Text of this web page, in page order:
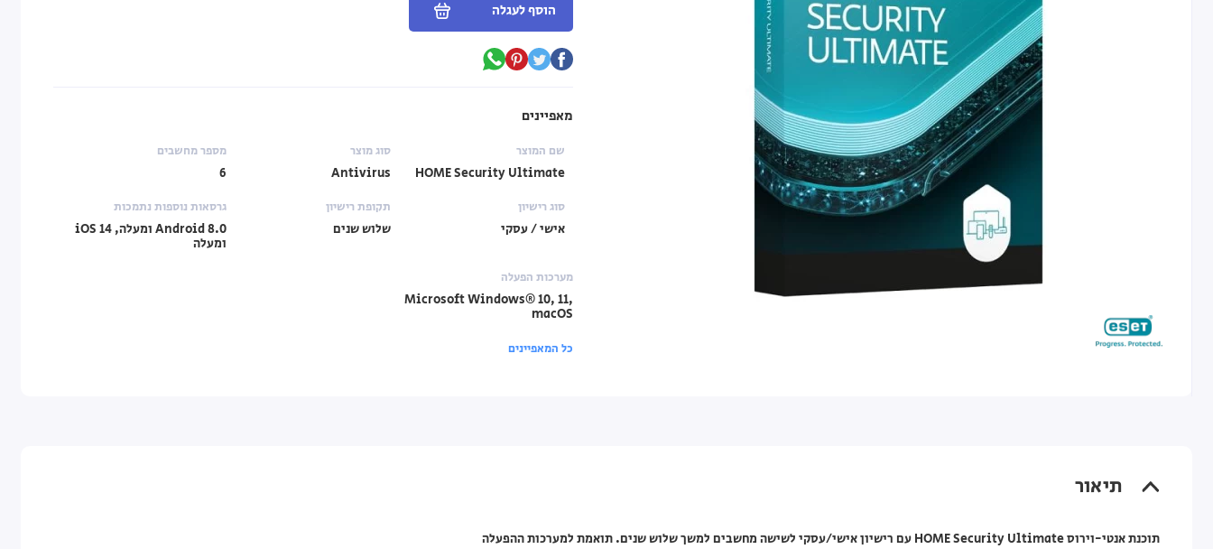
הוסף לעגלה
מאפיינים
שם המוצר
HOME Security Ultimate
סוג מוצר
Antivirus
מספר מחשבים
6
סוג רישיון
אישי / עסקי
תקופת רישיון
שלוש שנים
גרסאות נוספות נתמכות
Android 8.0 ומעלה, iOS 14
ומעלה
מערכות הפעלה
Microsoft Windows® 10, 11,
macOS
כל המאפיינים
תיאור
תוכנת אנטי-וירוס HOME Security Ultimate עם רישיון אישי/עסקי לשישה מחשבים למשך שלוש שנים. תואמת למערכות ההפעלה